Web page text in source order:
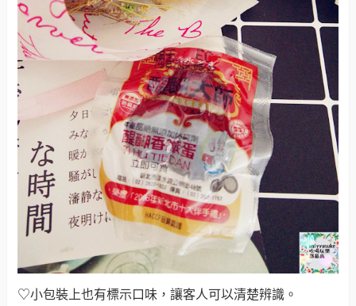
♡小包裝上也有標示口味，讓客人可以清楚辨識 。